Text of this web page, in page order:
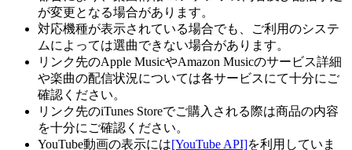
が変更となる場合があります。
対応機種が表示されている場合でも、ご利用のシステ
ムによっては選曲できない場合があります。
リンク先のApple MusicやAmazon Musicのサービス詳細
や楽曲の配信状況については各サービスにて十分にご
確認ください。
リンク先のiTunes Storeでご購入される際は商品の内容
を十分にご確認ください。
YouTube動画の表示には[YouTube API]を利用していま